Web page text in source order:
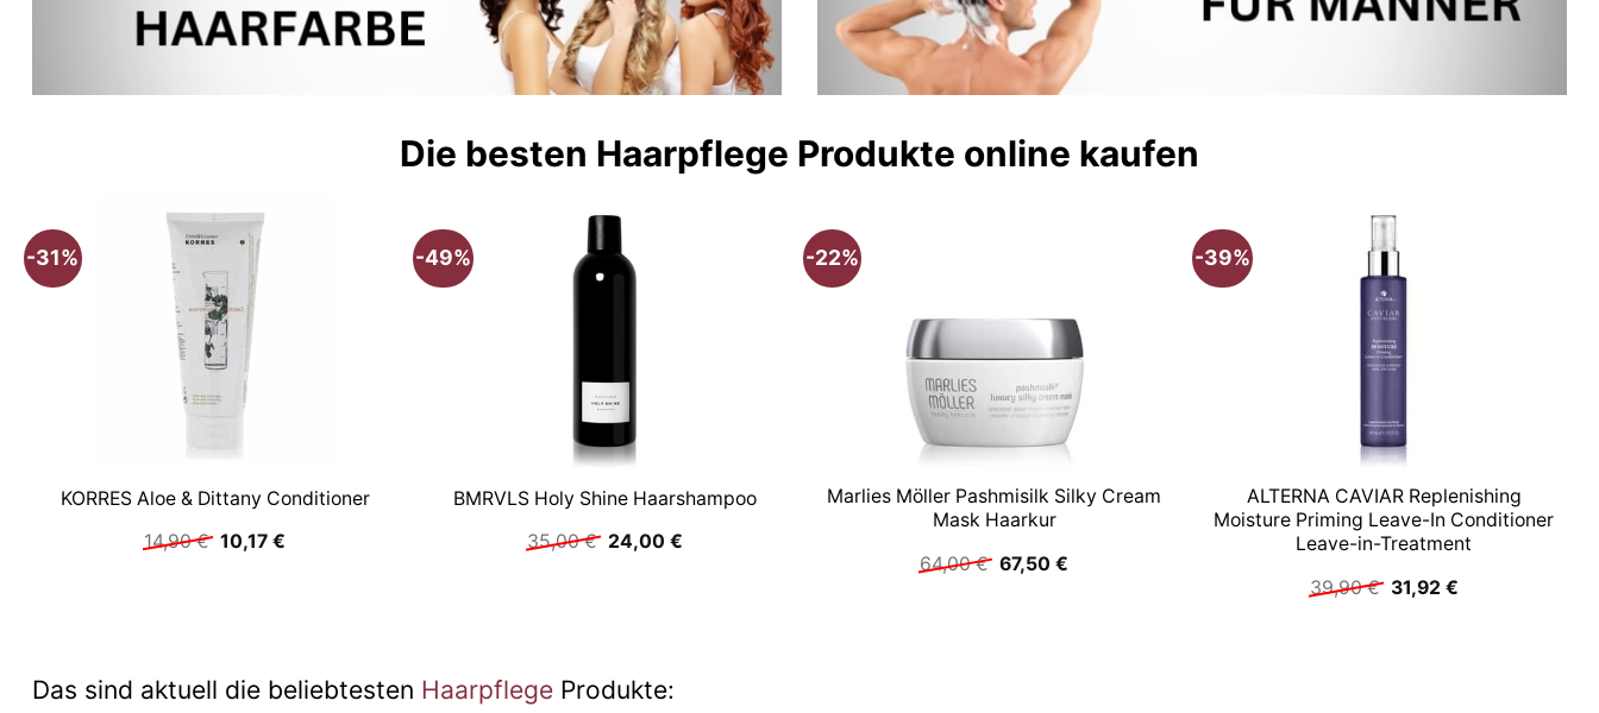
Die besten Haarpflege Produkte online kaufen
-31%
KORRES Aloe & Dittany Conditioner
14,90€ Ursprünglicher
Preis
10,17€
-49%
BMRVLS Holy Shine Haarshampoo
35,00€ Ursprünglicher
Preis
24,00 €Aktueller
-22%
Marlies Möller Pashmisilk Silky Cream
Mask Haarkur
64,00€ Ursprünglicher
Preis
67,50€
-39%
ALTERNA CAVIAR Replenishing
Moisture Priming Leave-In Conditioner
Leave-in-Treatment
39,90€ Ursprünglicher
Preis
31,92 €Aktueller
Das sind aktuell die beliebtesten Haarpflege Produkte: